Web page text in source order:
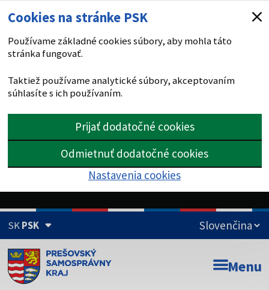
Cookies na stránke PSK
Používame základné cookies súbory, aby mohla táto
stránka fungovať.
Taktiež používame analytické súbory, akceptovaním
súhlasíte s ich používaním.
Prijať dodatočné cookies
Odmietnuť dodatočné cookies
Nastavenia cookies
SKPSK
Doména psk.sk je oficiálna
Toto je oficiálna webová stránka Prešovského
Menu